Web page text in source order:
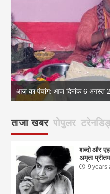
आज का पंचांग: आज दिनांक 6 अगस्त
ताजा खबर पोपुलर
शब्दो और
अमृता प्रीतम
9 years